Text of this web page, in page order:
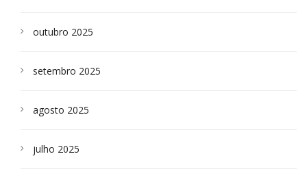
outubro 2025
setembro 2025
agosto 2025
julho 2025